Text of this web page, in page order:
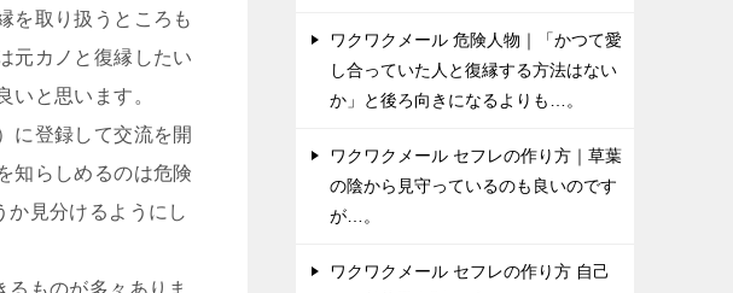
を取り扱うところも
元カノと復縁したい
いと思います。
に登録して交流を開
知らしめるのは危険
見分けるようにし
ものが多々ありま
ワクワクメール 危険人物｜「かつて愛
し合っていた人と復縁する方法はない
か」と後ろ向きになるよりも…。
ワクワクメール セフレの作り方｜草葉
の陰から見守っているのも良いのです
が…。
ワクワクメール セフレの作り方 自己